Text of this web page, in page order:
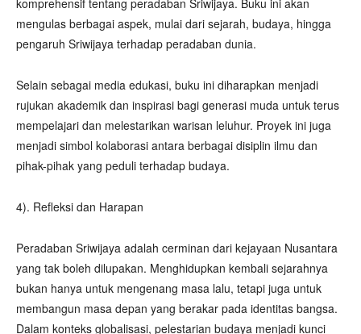
mengulas berbagai aspek, mulai dari sejarah, budaya, hingga
pengaruh Sriwijaya terhadap peradaban dunia.
Selain sebagai media edukasi, buku ini diharapkan menjadi
rujukan akademik dan inspirasi bagi generasi muda untuk terus
mempelajari dan melestarikan warisan leluhur. Proyek ini juga
menjadi simbol kolaborasi antara berbagai disiplin ilmu dan
pihak-pihak yang peduli terhadap budaya.
4). Refleksi dan Harapan
Peradaban Sriwijaya adalah cerminan dari kejayaan Nusantara
yang tak boleh dilupakan. Menghidupkan kembali sejarahnya
bukan hanya untuk mengenang masa lalu, tetapi juga untuk
membangun masa depan yang berakar pada identitas bangsa.
Dalam konteks globalisasi, pelestarian budaya menjadi kunci